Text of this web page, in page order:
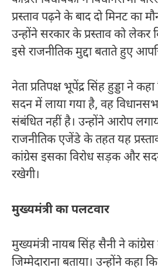
प्रस्ताव पढ़ने के बाद दो मिनट का
उन्होंने सरकार के प्रस्ताव को लेकर
इसे राजनीतिक मुद्दा बताते हुए
नेता प्रतिपक्ष भूपेंद्र सिंह हुड्डा ने
सदन में लाया गया है, वह
संबंधित नहीं है। उन्होंने आरोप
राजनीतिक एजेंडे के तहत यह
कांग्रेस इसका विरोध सड़क और
रखेगी।
मुख्यमंत्री का पलटवार
मुख्यमंत्री नायब सिंह सैनी ने
जिम्मेदाराना बताया। उन्होंने कहा